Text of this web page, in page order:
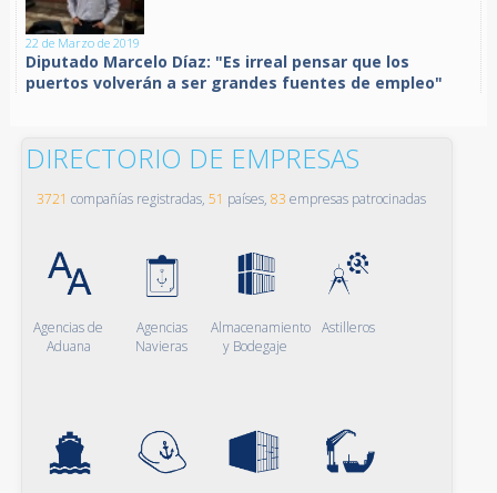
22 de Marzo de 2019
Diputado Marcelo Díaz: "Es irreal pensar que los
puertos volverán a ser grandes fuentes de empleo"
DIRECTORIO DE EMPRESAS
3721 compañías registradas, 51 países, 83 empresas patrocinadas
Agencias de
Aduana
Agencias
Navieras
Almacenamiento
y Bodegaje
Astilleros